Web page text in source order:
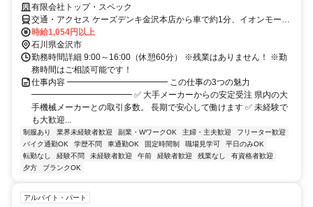
有限会社トップ・スペック
交通・アクセス ケーズデンキ金沢本店から車で約1分、イオンモール
白山から車で約7分
時給1,054円以上
石川県金沢市
勤務時間詳細 9:00～16:00（休憩60分） ※残業はありません！ ※勤
務時間はご相談可能です！
仕事内容 ━━━━━━━━━━━━ この仕事の3つの魅力
━━━━━━━━━━━━ ✅ 大手メーカーからの安定受注 県内の大
手機械メーカーとの取引多数。 長期で安心して働けます ✅ 未経験で
も大歓迎...
制服あり 業界未経験者歓迎 副業・WワークOK 主婦・主夫歓迎
フリーター歓迎
バイク通勤OK
学歴不問 車通勤OK 固定時間制 職場見学可
平日のみOK
転勤なし
経験不問 未経験者歓迎 午前 経験者歓迎 残業なし
有資格者歓迎
夕方
ブランクOK
アルバイト・パート